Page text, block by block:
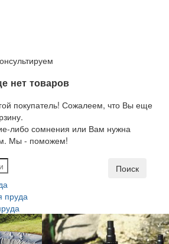
нет товаров
покупатель! Сожалеем, что Вы еще
либо сомнения или Вам нужна
Мы - поможем!
Поиск
пруда